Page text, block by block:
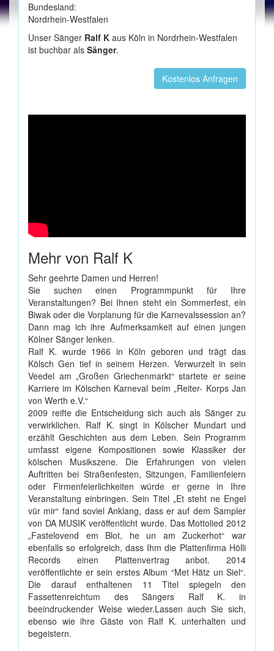
Bundesland:
Nordrhein-Westfalen
Unser Sänger Ralf K aus Köln in Nordrhein-Westfalen
ist buchbar als Sänger.
Kostenlos Anfragen
Mehr von Ralf K
Sehr geehrte Damen und Herren!
Sie suchen einen Programmpunkt für Ihre
Veranstaltungen? Bei Ihnen steht ein Sommerfest, ein
Biwak oder die Vorplanung für die Karnevalssession an?
Dann mag ich ihre Aufmerksamkeit auf einen jungen
Kölner Sänger lenken.
Ralf K. wurde 1966 in Köln geboren und trägt das
Kölsch Gen tief in seinem Herzen. Verwurzelt in sein
Veedel am „Großen Griechenmarkt“ startete er seine
Karriere im Kölschen Karneval beim „Reiter- Korps Jan
von Werth e.V.“
2009 reifte die Entscheidung sich auch als Sänger zu
verwirklichen. Ralf K. singt in Kölscher Mundart und
erzählt Geschichten aus dem Leben. Sein Programm
umfasst eigene Kompositionen sowie Klassiker der
kölschen Musikszene. Die Erfahrungen von vielen
Auftritten bei Straßenfesten, Sitzungen, Familienfeiern
oder Firmenfeierlichkeiten würde er gerne in Ihre
Veranstaltung einbringen. Sein Titel „Et steht ne Engel
vür mir“ fand soviel Anklang, dass er auf dem Sampler
von DA MUSIK veröffentlicht wurde. Das Mottolied 2012
„Fastelovend em Blot, he un am Zuckerhot“ war
ebenfalls so erfolgreich, dass Ihm die Plattenfirma Hölli
Records einen Plattenvertrag anbot. 2014
veröffentlichte er sein erstes Album “Met Hätz un Siel“.
Die darauf enthaltenen 11 Titel spiegeln den
Fassettenreichtum des Sängers Ralf K. in
beeindruckender Weise wieder.Lassen auch Sie sich,
ebenso wie ihre Gäste von Ralf K. unterhalten und
begeistern.